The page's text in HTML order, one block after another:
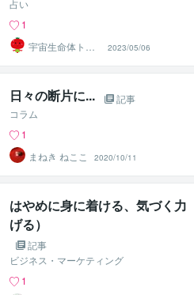
占い
1
宇宙生命体トマ
トちゃん
2023/05/06
日々の断片に...
記事
コラム
1
まねき ねここ
2020/10/11
はやめに身に着ける、気づく力
げる）
記事
ビジネス・マーケティング
1